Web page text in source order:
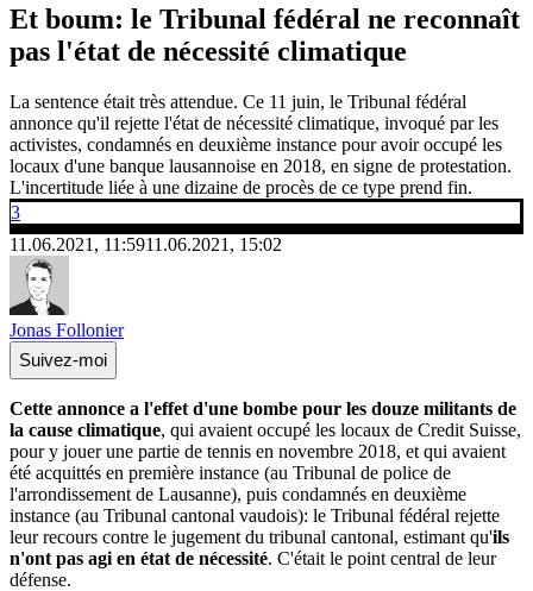
Et boum: le Tribunal fédéral ne reconnaît
pas l'état de nécessité climatique
La sentence était très attendue. Ce 11 juin, le Tribunal fédéral
annonce qu'il rejette l'état de nécessité climatique, invoqué par les
activistes, condamnés en deuxième instance pour avoir occupé les
locaux d'une banque lausannoise en 2018, en signe de protestation.
L'incertitude liée à une dizaine de procès de ce type prend fin.
3
11.06.2021, 11:5911.06.2021, 15:02
Jonas Follonier
Suivez-moi
Cette annonce a l'effet d'une bombe pour les douze militants de
la cause climatique, qui avaient occupé les locaux de Credit Suisse,
pour y jouer une partie de tennis en novembre 2018, et qui avaient
été acquittés en première instance (au Tribunal de police de
l'arrondissement de Lausanne), puis condamnés en deuxième
instance (au Tribunal cantonal vaudois): le Tribunal fédéral rejette
leur recours contre le jugement du tribunal cantonal, estimant qu'ils
n'ont pas agi en état de nécessité. C'était le point central de leur
défense.